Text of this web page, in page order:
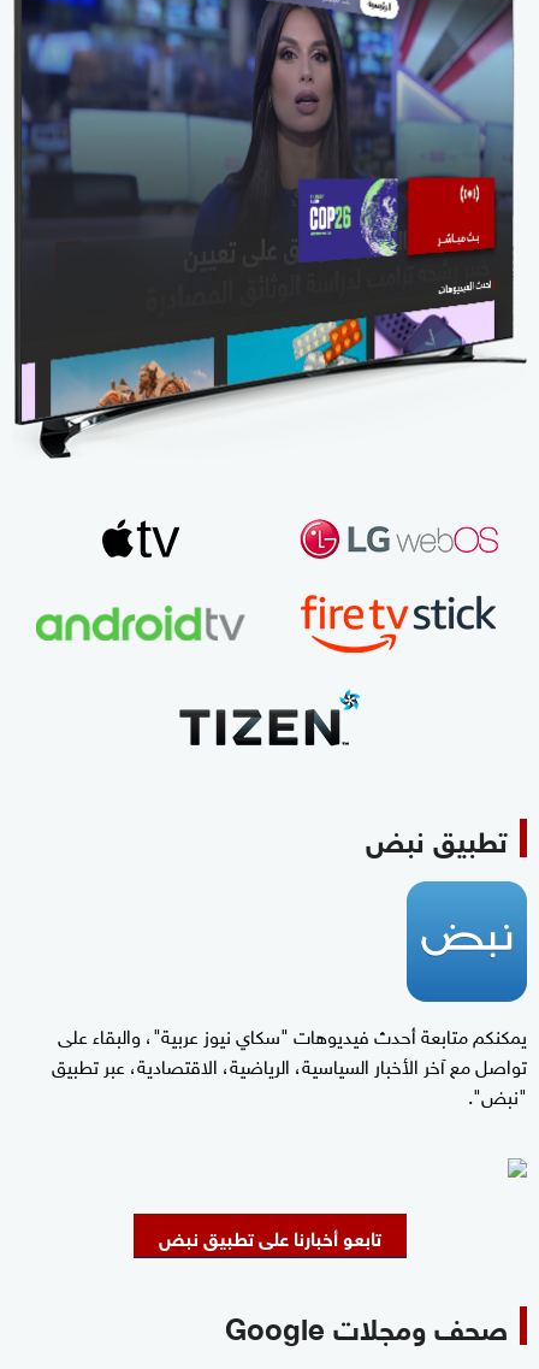
تطبيق نبض
يمكنكم متابعة أحدث فيديوهات "سكاي نيوز عربية"، والبقاء على
تواصل مع آخر الأخبار السياسية، الرياضية، الاقتصادية، عبر تطبيق
"نبض".
تابعو أخبارنا على تطبيق نبض
صحف ومجلات Google